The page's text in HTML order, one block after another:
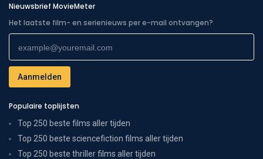
Nieuwsbrief MovieMeter
Het laatste film- en serienieuws per e-mail ontvangen?
Populaire toplijsten
Top 250 beste films aller tijden
Top 250 beste sciencefiction films aller tijden
Top 250 beste thriller films aller tijden